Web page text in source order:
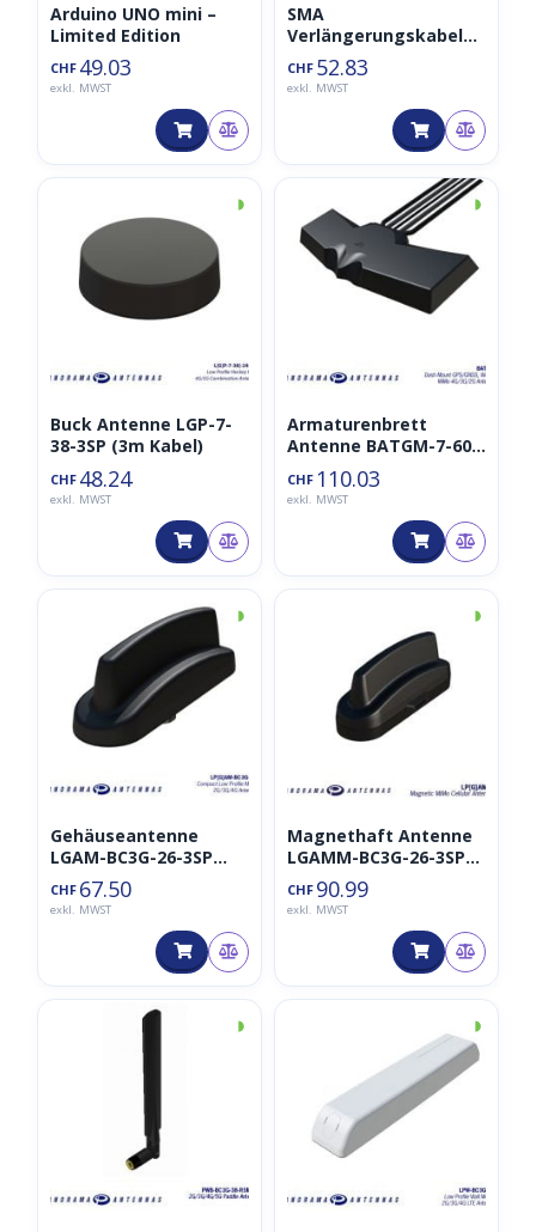
Arduino UNO mini –
Limited Edition
CHF 49.03
exkl. MWST
SMA
Verlängerungskabel
C32SP-10SJ (10m Kabel)
CHF 52.83
exkl. MWST
◑
Buck Antenne LGP-7-
38-3SP (3m Kabel)
CHF 48.24
exkl. MWST
◑
Armaturenbrett
Antenne BATGM-7-60
(3m Kabel)
CHF 110.03
exkl. MWST
◑
Gehäuseantenne
LGAM-BC3G-26-3SP
(3m Kabel)
CHF 67.50
exkl. MWST
◑
Magnethaft Antenne
LGAMM-BC3G-26-3SP
(3m Kabel)
CHF 90.99
exkl. MWST
◑ ◑